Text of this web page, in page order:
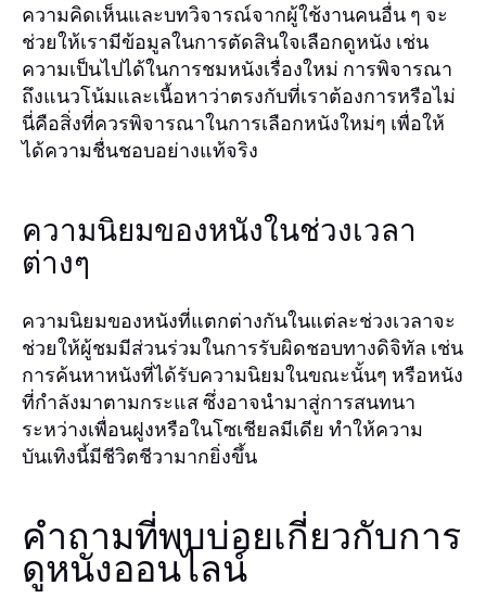
ความคิดเห็นและบทวิจารณ์จากผู้ใช้งานคนอื่น ๆ จะ
ช่วยให้เรามีข้อมูลในการตัดสินใจเลือกดูหนัง เช่น
ความเป็นไปได้ในการชมหนังเรื่องใหม่ การพิจารณา
ถึงแนวโน้มและเนื้อหาว่าตรงกับที่เราต้องการหรือไม่
นี่คือสิ่งที่ควรพิจารณาในการเลือกหนังใหม่ๆ เพื่อให้
ได้ความชื่นชอบอย่างแท้จริง
ความนิยมของหนังในช่วงเวลา
ต่างๆ
ความนิยมของหนังที่แตกต่างกันในแต่ละช่วงเวลาจะ
ช่วยให้ผู้ชมมีส่วนร่วมในการรับผิดชอบทางดิจิทัล เช่น
การค้นหาหนังที่ได้รับความนิยมในขณะนั้นๆ หรือหนัง
ที่กำลังมาตามกระแส ซึ่งอาจนำมาสู่การสนทนา
ระหว่างเพื่อนฝูงหรือในโซเชียลมีเดีย ทำให้ความ
บันเทิงนี้มีชีวิตชีวามากยิ่งขึ้น
คำถามที่พบบ่อยเกี่ยวกับการ
ดูหนังออนไลน์